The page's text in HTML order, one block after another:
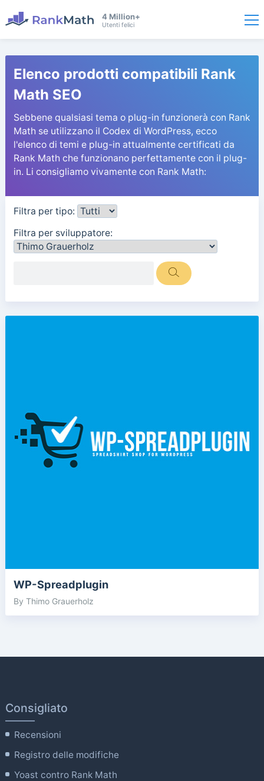
4 Million+
Utenti felici
Elenco prodotti compatibili Rank
Math SEO
Sebbene qualsiasi tema o plug-in funzionerà con Rank
Math se utilizzano il Codex di WordPress, ecco
l'elenco di temi e plug-in attualmente certificati da
Rank Math che funzionano perfettamente con il plug-
in. Li consigliamo vivamente con Rank Math:
Filtra per tipo:
Filtra per sviluppatore:
WP-Spreadplugin
By Thimo Grauerholz
Consigliato
Recensioni
Registro delle modifiche
Yoast contro Rank Math